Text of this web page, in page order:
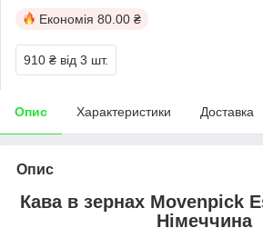
Економія 80.00 ₴
910 ₴ від 3 шт.
Опис Характеристики Доставка
Опис
Кава в зернах Movenpick
Німеччина